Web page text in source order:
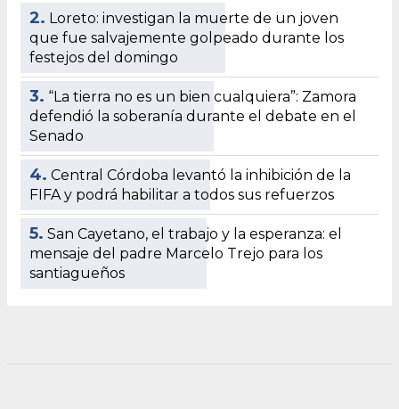
2. Loreto: investigan la muerte de un joven
que fue salvajemente golpeado durante los
festejos del domingo
3. “La tierra no es un bien cualquiera”: Zamora
defendió la soberanía durante el debate en el
Senado
4. Central Córdoba levantó la inhibición de la
FIFA y podrá habilitar a todos sus refuerzos
5. San Cayetano, el trabajo y la esperanza: el
mensaje del padre Marcelo Trejo para los
santiagueños